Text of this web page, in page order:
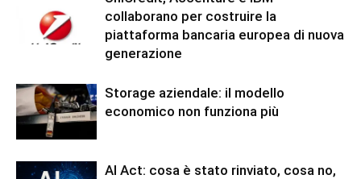
collaborano per costruire la
piattaforma bancaria europea di nuova
generazione
Storage aziendale: il modello
economico non funziona più
AI Act: cosa è stato rinviato, cosa no,